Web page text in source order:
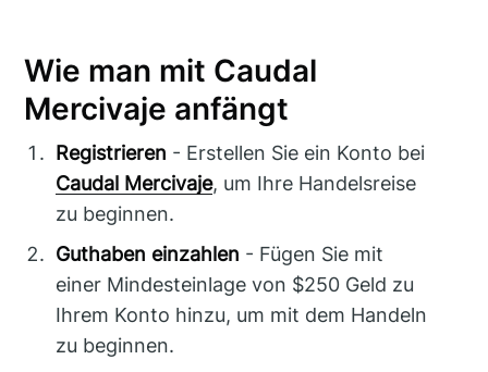
Wie man mit Caudal
Mercivaje anfängt
Registrieren - Erstellen Sie ein Konto bei
Caudal Mercivaje, um Ihre Handelsreise
zu beginnen.
Guthaben einzahlen - Fügen Sie mit
einer Mindesteinlage von $250 Geld zu
Ihrem Konto hinzu, um mit dem Handeln
zu beginnen.